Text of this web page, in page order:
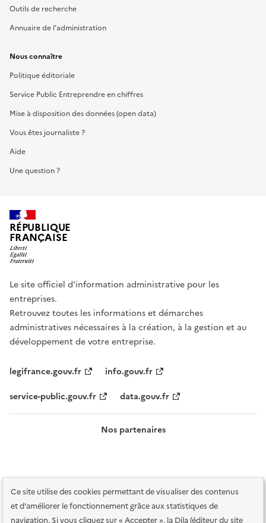
Ce site utilise des cookies permettant de visualiser des contenus
et d'améliorer le fonctionnement grâce aux statistiques de
navigation. Si vous cliquez sur « Accepter », la Dila (éditeur du site
Outils de recherche
Annuaire de l'administration
Nous connaître
Politique éditoriale
Service Public Entreprendre en chiffres
Mise à disposition des données (open data)
Vous êtes journaliste ?
Aide
Une question ?
RÉPUBLIQUE
FRANÇAISE
Le site officiel d’information administrative pour les
entreprises.
Retrouvez toutes les informations et démarches
administratives nécessaires à la création, à la gestion et au
développement de votre entreprise.
legifrance.gouv.fr
info.gouv.fr
service-public.gouv.fr
data.gouv.fr
Nos partenaires